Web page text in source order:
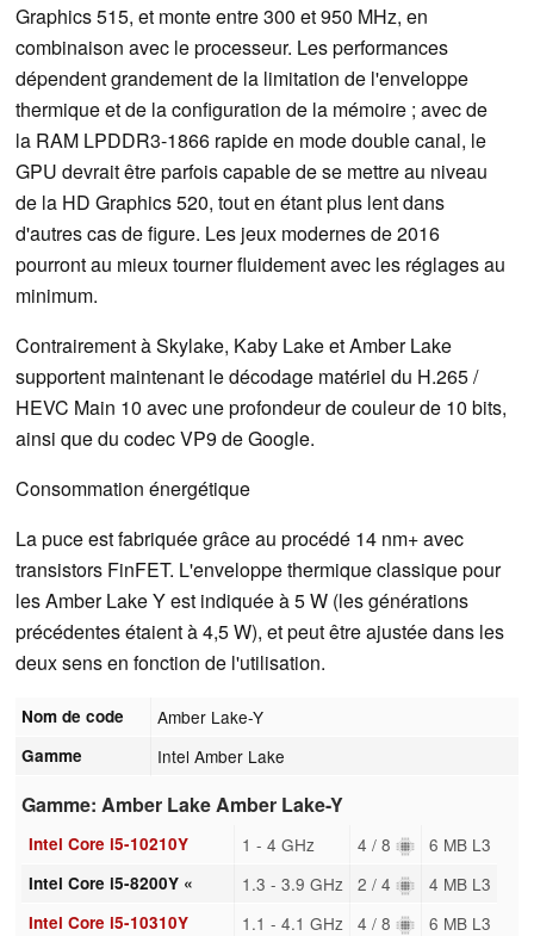
Graphics 515, et monte entre 300 et 950 MHz, en
combinaison avec le processeur. Les performances
dépendent grandement de la limitation de l'enveloppe
thermique et de la configuration de la mémoire ; avec de
la RAM LPDDR3-1866 rapide en mode double canal, le
GPU devrait être parfois capable de se mettre au niveau
de la HD Graphics 520, tout en étant plus lent dans
d'autres cas de figure. Les jeux modernes de 2016
pourront au mieux tourner fluidement avec les réglages au
minimum.
Contrairement à Skylake, Kaby Lake et Amber Lake
supportent maintenant le décodage matériel du H.265 /
HEVC Main 10 avec une profondeur de couleur de 10 bits,
ainsi que du codec VP9 de Google.
Consommation énergétique
La puce est fabriquée grâce au procédé 14 nm+ avec
transistors FinFET. L'enveloppe thermique classique pour
les Amber Lake Y est indiquée à 5 W (les générations
précédentes étaient à 4,5 W), et peut être ajustée dans les
deux sens en fonction de l'utilisation.
Nom de code Amber Lake-Y
Gamme Intel Amber Lake
Gamme: Amber Lake Amber Lake-Y
Intel Core i5-10210Y 1 - 4 GHz 4 / 8 6 MB L3
Intel Core i5-8200Y « 1.3 - 3.9 GHz 2 / 4 4 MB L3
Intel Core i5-10310Y 1.1 - 4.1 GHz 4 / 8 6 MB L3